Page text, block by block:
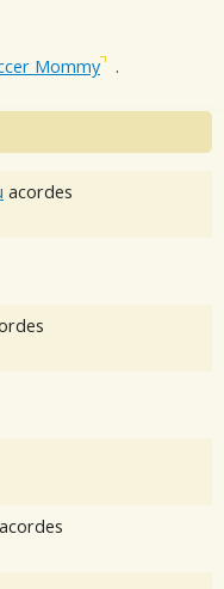
Mommy .
acordes
acordes